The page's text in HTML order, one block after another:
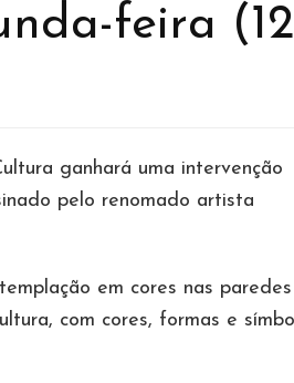
feira
ganhará uma intervenção
pelo renomado artista
em cores nas paredes
com cores, formas e